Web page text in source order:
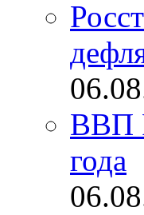
ВВП
года